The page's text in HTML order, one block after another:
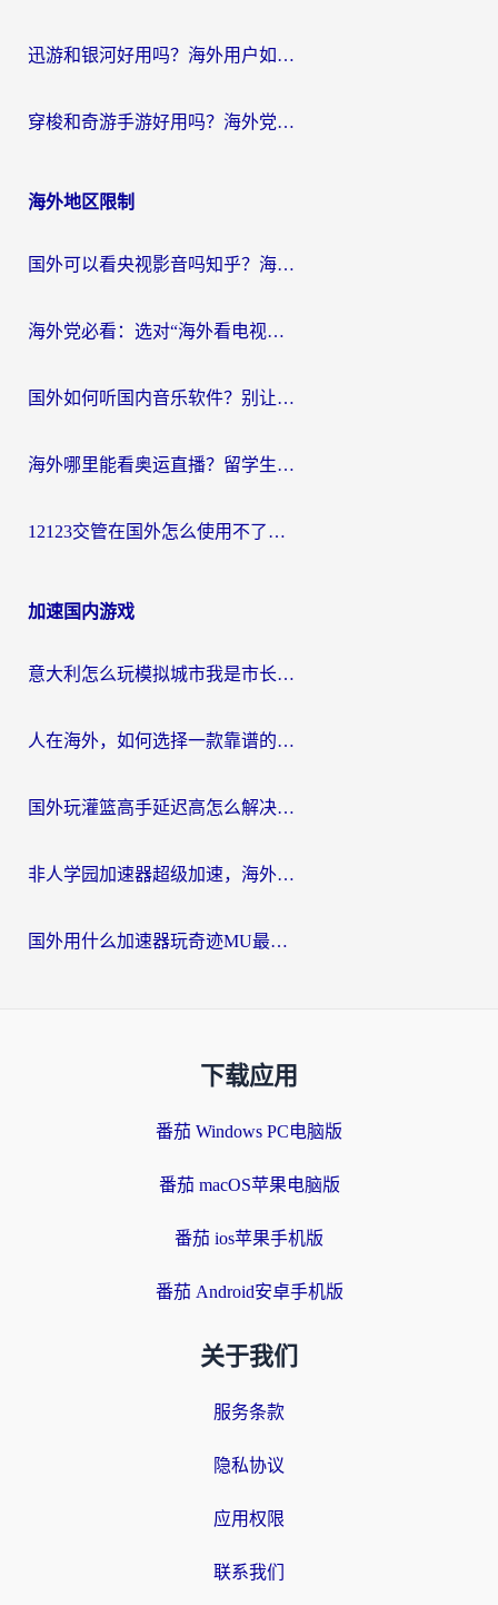
迅游和银河好用吗？海外用户如何选择回国加速器实现无缝访问国内资源
穿梭和奇游手游好用吗？海外党亲测3款回国加速器，附蜜蜂加速器七天试用攻略
海外地区限制
国外可以看央视影音吗知乎？海外党亲测有效的回国加速方案
海外党必看：选对“海外看电视剧软件”，再也不用愁国内剧刷不了
国外如何听国内音乐软件？别让地域限制，断了你的中文歌单
海外哪里能看奥运直播？留学生&海外华人必看的体育赛事观赛终极指南
12123交管在国外怎么使用不了？海外华人必看的无缝访问国内资源指南
加速国内游戏
意大利怎么玩模拟城市我是市长？海外党国服游戏加速终极攻略（附三国3量子特攻解决办法）
人在海外，如何选择一款靠谱的玩剑灵2加速器？
国外玩灌篮高手延迟高怎么解决？海外玩家国服游戏加速终极指南
非人学园加速器超级加速，海外玩家重返国服的通行证
国外用什么加速器玩奇迹MU最好？2026海外玩家国服游戏加速全攻略
下载应用
番茄 Windows PC电脑版
番茄 macOS苹果电脑版
番茄 ios苹果手机版
番茄 Android安卓手机版
关于我们
服务条款
隐私协议
应用权限
联系我们